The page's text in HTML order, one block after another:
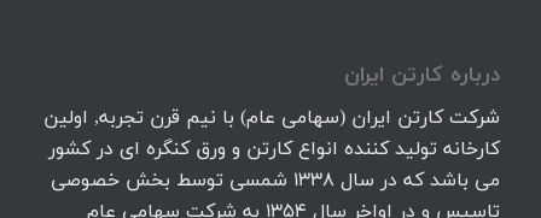
درباره كارتن ايران
شرکت کارتن ایران (سهامی عام) با نیم قرن تجربه, اولین
کارخانه تولید کننده انواع کارتن و ورق کنگره ای در کشور
می باشد که در سال 1338 شمسی توسط بخش خصوصی
تاسیس و در اواخر سال 1354 به شرکت سهامی عام